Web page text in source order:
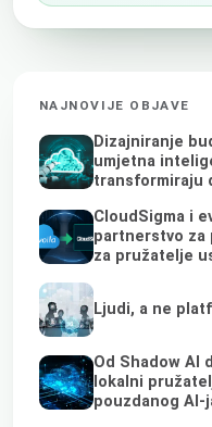
NAJNOVIJE OBJAVE
Dizajniranje
umjetna
transformiraju
CloudSigma i
partnerstvo za
za pružatelje
Ljudi, a ne
Od Shadow AI
lokalni
pouzdanog AI-